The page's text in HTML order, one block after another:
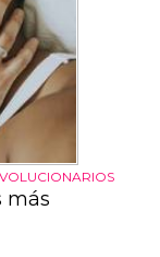
más